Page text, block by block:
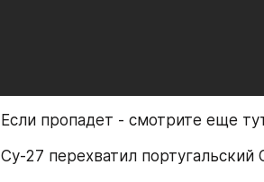
Если пропадет - смотрите еще
Су-27 перехватил